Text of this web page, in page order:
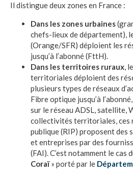
Il distingue deux zones en France :
Dans les zones urbaines
chefs-lieux de département),
(Orange/SFR) déploient les
jusqu’à l’abonné (FttH).
Dans les territoires ruraux,
territoriales déploient des
plusieurs types de réseaux
Fibre optique jusqu’à
sur le réseau ADSL, satellite,
collectivités territoriales, ces
publique (RIP) proposent des
et entreprises par des
(FAI). C’est notamment le cas
Coraï» porté par le